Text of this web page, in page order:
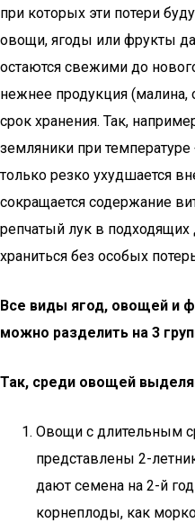
при которых эти потери
овощи, ягоды или фрукты
остаются свежими до
нежнее продукция (малина,
срок хранения. Так,
земляники при
только резко ухудшается
сокращается содержание
репчатый лук в подходящих
храниться без особых
Все виды ягод, овощей и
можно разделить на 3
Так, среди овощей
Овощи с длительным
представлены 2-
дают семена на 2-й
корнеплоды, как